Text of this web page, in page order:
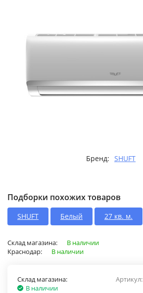
Бренд: SHUFT
Подборки похожих товаров
SHUFT Белый 27 кв. м.
Склад магазина:
В наличии
Краснодар:
В наличии
Артикул:
Склад магазина:
В наличии